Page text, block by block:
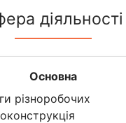
діяльності
Основна
різноробочих